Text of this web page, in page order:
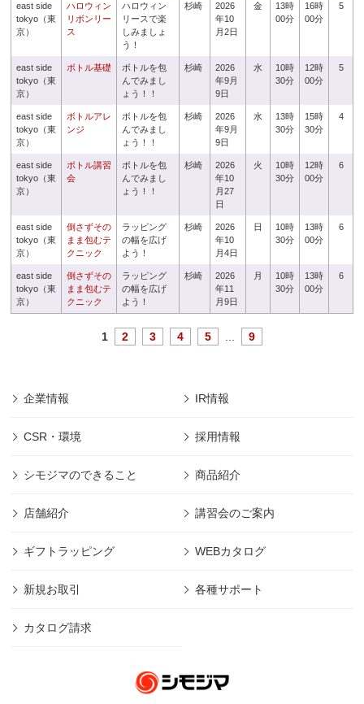
east side
tokyo（東
京）
ハロウィン
リボンリー
ス
ハロウィン
リースで楽
しみましょ
う！
杉崎
2026
年10
月2日
金
13時
00分
16時
00分
5
east side
tokyo（東
京）
ボトル基礎
ボトルを包
んでみまし
ょう！！
杉崎
2026
年9月
9日
水
10時
30分
12時
00分
5
east side
tokyo（東
京）
ボトルアレ
ンジ
ボトルを包
んでみまし
ょう！！
杉崎
2026
年9月
9日
水
13時
30分
15時
30分
4
east side
tokyo（東
京）
ボトル講習
会
ボトルを包
んでみまし
ょう！！
杉崎
2026
年10
月27
日
火
10時
30分
12時
00分
6
east side
tokyo（東
京）
倒さずその
まま包むテ
クニック
ラッピング
の幅を広げ
よう！
杉崎
2026
年10
月4日
日
10時
30分
13時
00分
6
east side
tokyo（東
京）
倒さずその
まま包むテ
クニック
ラッピング
の幅を広げ
よう！
杉崎
2026
年11
月9日
月
10時
30分
13時
00分
6
1 2 3 4 5 9
企業情報 IR情報
CSR・環境 採用情報
シモジマのできること 商品紹介
店舗紹介 講習会のご案内
ギフトラッピング WEBカタログ
新規お取引 各種サポート
カタログ請求